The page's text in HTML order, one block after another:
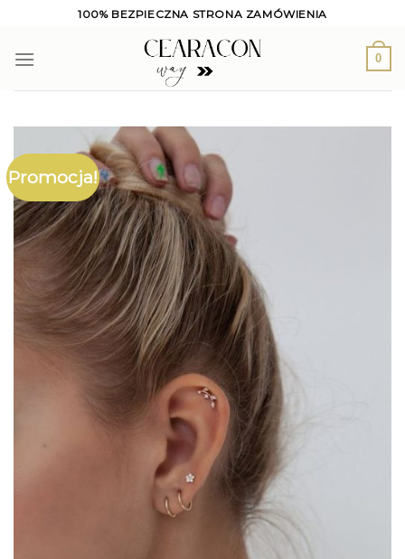
content
100% BEZPIECZNA STRONA ZAMÓWIENIA
0
Promocja!